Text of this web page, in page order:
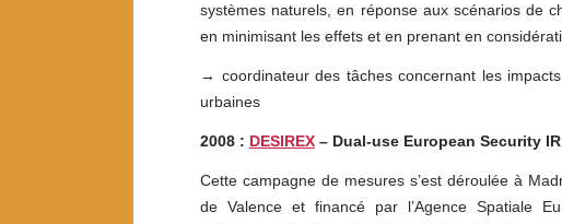
systèmes naturels, en réponse aux scénarios de
en minimisant les effets et en prenant en
→ coordinateur des tâches concernant les
urbaines
2008 : DESIREX – Dual-use European Security
Cette campagne de mesures s’est déroulée à
de Valence et financé par l’Agence Spatiale